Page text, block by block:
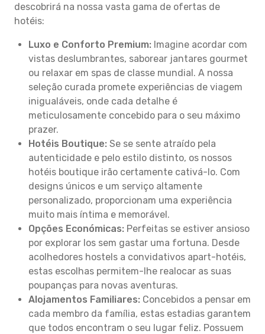
descobrirá na nossa vasta gama de ofertas de
hotéis:
Luxo e Conforto Premium: Imagine acordar com
vistas deslumbrantes, saborear jantares gourmet
ou relaxar em spas de classe mundial. A nossa
seleção curada promete experiências de viagem
inigualáveis, onde cada detalhe é
meticulosamente concebido para o seu máximo
prazer.
Hotéis Boutique: Se se sente atraído pela
autenticidade e pelo estilo distinto, os nossos
hotéis boutique irão certamente cativá-lo. Com
designs únicos e um serviço altamente
personalizado, proporcionam uma experiência
muito mais íntima e memorável.
Opções Económicas: Perfeitas se estiver ansioso
por explorar Ios sem gastar uma fortuna. Desde
acolhedores hostels a convidativos apart-hotéis,
estas escolhas permitem-lhe realocar as suas
poupanças para novas aventuras.
Alojamentos Familiares: Concebidos a pensar em
cada membro da família, estas estadias garantem
que todos encontram o seu lugar feliz. Possuem